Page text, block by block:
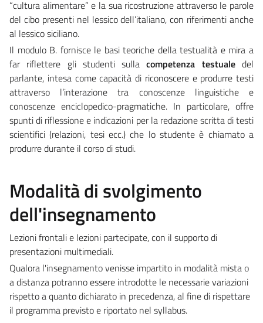
“cultura alimentare” e la sua ricostruzione attraverso le parole
del cibo presenti nel lessico dell’italiano, con riferimenti anche
al lessico siciliano.
Il modulo B. fornisce le basi teoriche della testualità e mira a
far riflettere gli studenti sullacompetenza testualedel
parlante, intesa come capacità di riconoscere e produrre testi
attraverso l’interazione tra conoscenze linguistiche e
conoscenze enciclopedico-pragmatiche. In particolare, offre
spunti di riflessione e indicazioni per la redazione scritta di testi
scientifici (relazioni, tesi ecc.) che lo studente è chiamato a
produrre durante il corso di studi.
Modalità di svolgimento
dell'insegnamento
Lezioni frontali e lezioni partecipate, con il supporto di
presentazioni multimediali.
Qualora l'insegnamento venisse impartito in modalità mista o
a distanza potranno essere introdotte le necessarie variazioni
rispetto a quanto dichiarato in precedenza, al fine di rispettare
il programma previsto e riportato nel syllabus.